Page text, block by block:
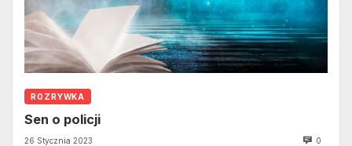
ROZRYWKA
Sen o policji
26 Stycznia 2023 0